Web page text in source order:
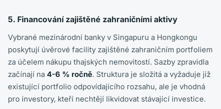
5. Financování zajištěné zahraničními aktivy
Vybrané mezinárodní banky v Singapuru a Hongkongu
poskytují úvěrové facility zajištěné zahraničním portfoliem
za účelem nákupu thajských nemovitostí. Sazby zpravidla
začínají na 4-6 % ročně. Struktura je složitá a vyžaduje již
existující portfolio odpovídajícího rozsahu, ale je vhodná
pro investory, kteří nechtějí likvidovat stávající investice.